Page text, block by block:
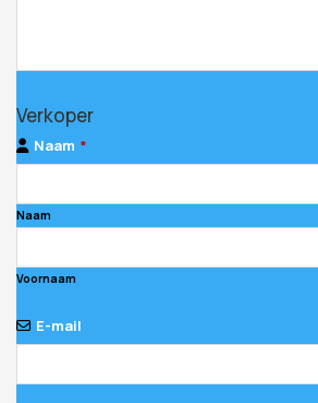
Verkoper
Naam *
Naam
Voornaam
E-mail